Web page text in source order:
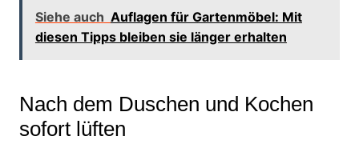
Siehe auch Auflagen für Gartenmöbel: Mit
diesen Tipps bleiben sie länger erhalten
Nach dem Duschen und Kochen
sofort lüften